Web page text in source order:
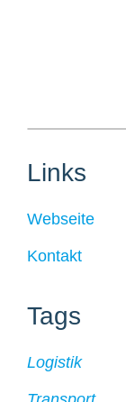
Links
Webseite
Kontakt
Tags
Logistik